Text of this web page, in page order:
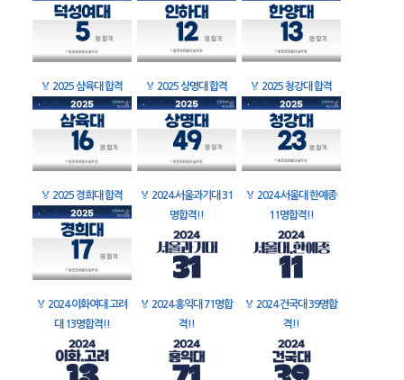
🏅 2025 삼육대 합격 🏅 2025 상명대 합격 🏅 2025 청강대 합격
🏅 2025 경희대 합격 🏅 2024 서울과기대 31
명합격!!
🏅 2024 서울대 한예종
11명합격!!
🏅 2024 이화여대 고려
대 13명합격!!
🏅 2024 홍익대 71명합
격!!
🏅 2024 건국대 39명합
격!!